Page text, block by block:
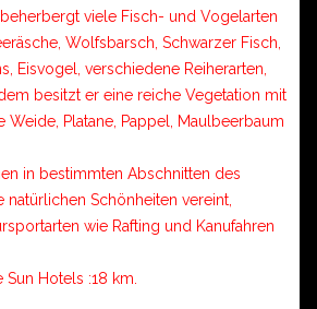
viele Fisch- und Vogelarten
Wolfsbarsch, Schwarzer Fisch,
Eisvogel, verschiedene Reiherarten,
besitzt er eine reiche Vegetation mit
Weide, Platane, Pappel, Maulbeerbaum
in bestimmten Abschnitten des
natürlichen Schönheiten vereint,
wie Rafting und Kanufahren
Hotels :18 km.